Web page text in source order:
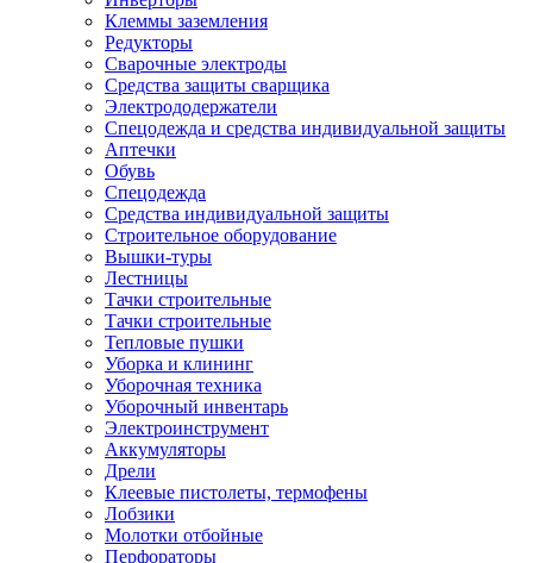
Клеммы заземления
Редукторы
Сварочные электроды
Средства защиты сварщика
Электрододержатели
Спецодежда и средства индивидуальной защиты
Аптечки
Обувь
Спецодежда
Средства индивидуальной защиты
Строительное оборудование
Вышки-туры
Лестницы
Тачки строительные
Тачки строительные
Тепловые пушки
Уборка и клининг
Уборочная техника
Уборочный инвентарь
Электроинструмент
Аккумуляторы
Дрели
Клеевые пистолеты, термофены
Лобзики
Молотки отбойные
Перфораторы